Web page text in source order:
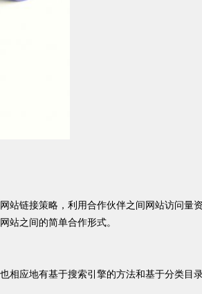
站链接策略，利用合作伙伴之间网站访问量
站之间的简单合作形式。
应地有基于搜索引擎的方法和基于分类目